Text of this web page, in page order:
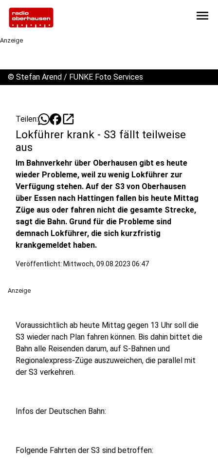
menu
Anzeige
© Stefan Arend / FUNKE Foto Services
Teilen: open_in_new
Lokführer krank - S3 fällt teilweise
aus
Im Bahnverkehr über Oberhausen gibt es heute
wieder Probleme, weil zu wenig Lokführer zur
Verfügung stehen. Auf der S3 von Oberhausen
über Essen nach Hattingen fallen bis heute Mittag
Züge aus oder fahren nicht die gesamte Strecke,
sagt die Bahn. Grund für die Probleme sind
demnach Lokführer, die sich kurzfristig
krankgemeldet haben.
Veröffentlicht: Mittwoch, 09.08.2023 06:47
Anzeige
Voraussichtlich ab heute Mittag gegen 13 Uhr soll die
S3 wieder nach Plan fahren können. Bis dahin bittet die
Bahn alle Reisenden darum, auf S-Bahnen und
Regionalexpress-Züge auszuweichen, die parallel mit
der S3 verkehren.
Infos der Deutschen Bahn:
Folgende Fahrten der S3 sind betroffen: